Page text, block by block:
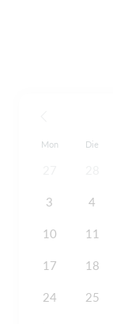
Mon Die
3 4
10 11
17 18
24 25